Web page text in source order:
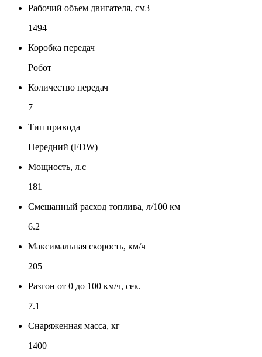
Рабочий объем двигателя, см3
1494
Коробка передач
Робот
Количество передач
7
Тип привода
Передний (FDW)
Мощность, л.с
181
Смешанный расход топлива, л/100 км
6.2
Максимальная скорость, км/ч
205
Разгон от 0 до 100 км/ч, сек.
7.1
Снаряженная масса, кг
1400